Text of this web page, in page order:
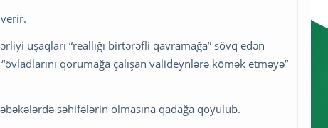
uşaqları “reallığı birtərəfli qavramağa” sövq edən
qorumağa çalışan valideynlərə kömək etməyə”
səhifələrin olmasına qadağa qoyulub.